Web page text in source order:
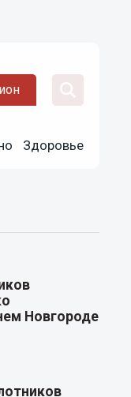
Здоровье
Новгороде